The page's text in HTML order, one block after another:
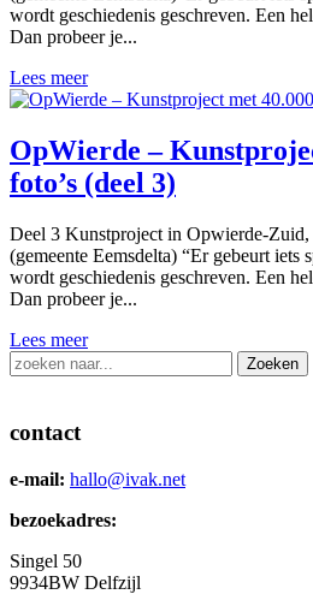
wordt geschiedenis geschreven. Een
Dan probeer je...
Lees meer
OpWierde –
foto’s (deel 3)
Deel 3 Kunstproject in Opwierde-
(gemeente Eemsdelta) “Er gebeurt iets
wordt geschiedenis geschreven. Een
Dan probeer je...
Lees meer
Zoek
naar:
contact
e-mail: hallo@ivak.net
bezoekadres:
Singel 50
9934BW Delfzijl